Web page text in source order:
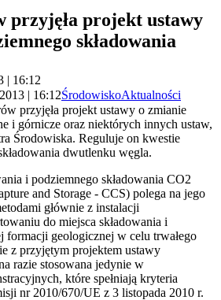
przyjęła projekt ustawy
składowania
| 16:12
| 16:12ŚrodowiskoAktualności
przyjęła projekt ustawy o zmianie
i górnicze oraz niektórych innych ustaw,
Środowiska. Reguluje on kwestie
dwutlenku węgla.
i podziemnego składowania CO2
and Storage - CCS) polega na jego
głównie z instalacji
do miejsca składowania i
formacji geologicznej w celu trwałego
z przyjętym projektem ustawy
razie stosowana jedynie w
które spełniają kryteria
nr 2010/670/UE z 3 listopada 2010 r.